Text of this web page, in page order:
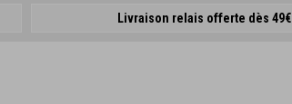
Livraison relais offerte dès 49€